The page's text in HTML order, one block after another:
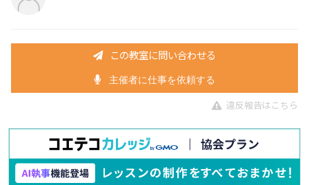
この教室に問い合わせる
主催者に仕事を依頼する
違反報告はこちら